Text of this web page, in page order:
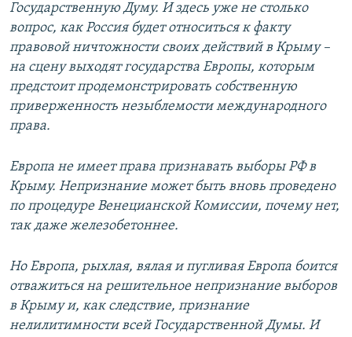
Государственную Думу. И здесь уже не столько
вопрос, как Россия будет относиться к факту
правовой ничтожности своих действий в Крыму –
на сцену выходят государства Европы, которым
предстоит продемонстрировать собственную
приверженность незыблемости международного
права.
Европа не имеет права признавать выборы РФ в
Крыму. Непризнание может быть вновь проведено
по процедуре Венецианской Комиссии, почему нет,
так даже железобетоннее.
Но Европа, рыхлая, вялая и пугливая Европа боится
отважиться на решительное непризнание выборов
в Крыму и, как следствие, признание
нелилитимности всей Государственной Думы. И